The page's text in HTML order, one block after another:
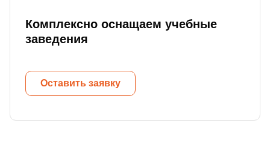
Комплексно оснащаем учебные
заведения
Оставить заявку